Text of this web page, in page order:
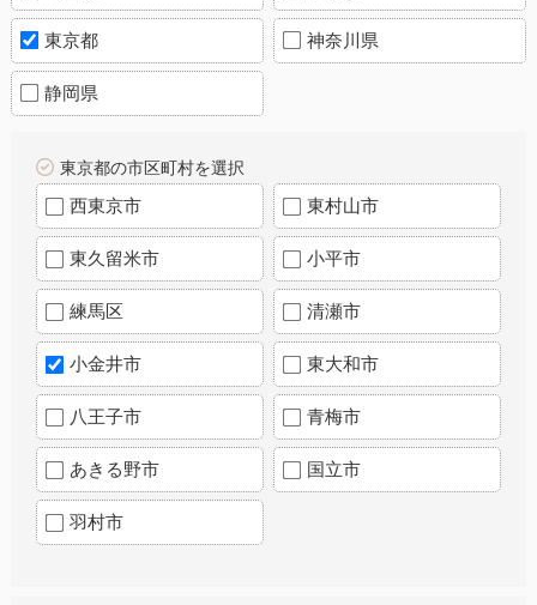
東京都 神奈川県
静岡県
東京都の市区町村を選択
西東京市 東村山市
東久留米市 小平市
練馬区 清瀬市
小金井市 東大和市
八王子市 青梅市
あきる野市 国立市
羽村市